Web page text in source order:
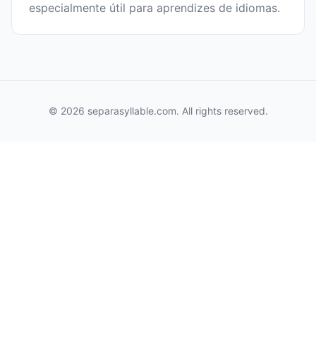
especialmente útil para aprendizes de idiomas.
© 2026 separasyllable.com. All rights reserved.